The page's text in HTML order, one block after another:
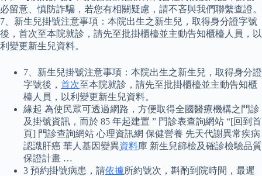
必留意、慎防詐騙，若您有相關疑慮，請不吝與我們聯繫查證。
7、新生兒掛號注意事項：本院出生之新生兒，取得身分證字號
後，首次至本院就診，請先至批掛櫃檯並主動告知櫃檯人員，以
利變更新生兒資料。
7、新生兒掛號注意事項：本院出生之新生兒，取得身分證
字號後， 首次至本院就診，請先至批掛櫃檯並主動告知櫃
檯人員，以利變更新生兒資料。
緣起 為使民眾可透過網路，方便取得全國醫療機構之門診
及掛號資訊，而於 85 年起建置 ” 門診表查詢網站 “[回到首
頁] 門診查詢網站 心理資訊網 保健營養 先天代謝異常疾病
認識肝癌 華人基因變異資料庫 新生兒篩檢及確診檢驗品質
保證計畫 …
3 預約掛號病患，請依據所約號次，斟酌到院時間，最遲